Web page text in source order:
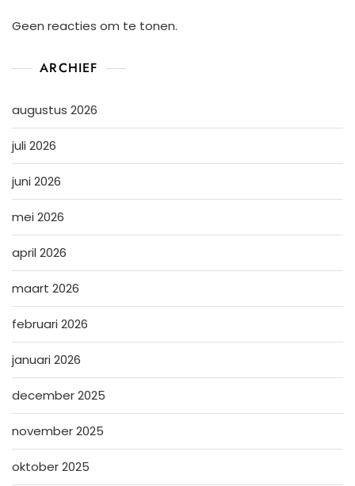
Geen reacties om te tonen.
ARCHIEF
augustus 2026
juli 2026
juni 2026
mei 2026
april 2026
maart 2026
februari 2026
januari 2026
december 2025
november 2025
oktober 2025